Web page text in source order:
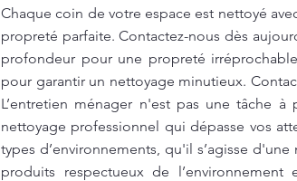
Chaque coin de votre espace est nettoyé
propreté parfaite. Contactez-nous dès
profondeur pour une propreté
pour garantir un nettoyage minutieux.
L’entretien ménager n'est pas une tâche
nettoyage professionnel qui dépasse vos
types d’environnements, qu'il s’agisse
produits respectueux de